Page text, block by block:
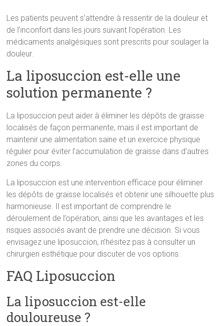
Les patients peuvent s’attendre à ressentir de la douleur et
de l’inconfort dans les jours suivant l’opération. Les
médicaments analgésiques sont prescrits pour soulager la
douleur.
La liposuccion est-elle une
solution permanente ?
La liposuccion peut aider à éliminer les dépôts de graisse
localisés de façon permanente, mais il est important de
maintenir une alimentation saine et un exercice physique
régulier pour éviter l’accumulation de graisse dans d’autres
zones du corps.
La liposuccion est une intervention efficace pour éliminer
les dépôts de graisse localisés et obtenir une silhouette plus
harmonieuse. Il est important de comprendre le
déroulement de l’opération, ainsi que les avantages et les
risques associés avant de prendre une décision. Si vous
envisagez une liposuccion, n’hésitez pas à consulter un
chirurgien esthétique pour discuter de vos options.
FAQ Liposuccion
La liposuccion est-elle
douloureuse ?